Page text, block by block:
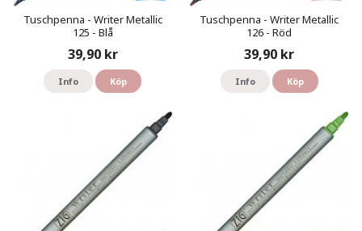
Tuschpenna - Writer Metallic
125 - Blå
39,90 kr
Info Köp
Tuschpenna - Writer Metallic
126 - Röd
39,90 kr
Info Köp